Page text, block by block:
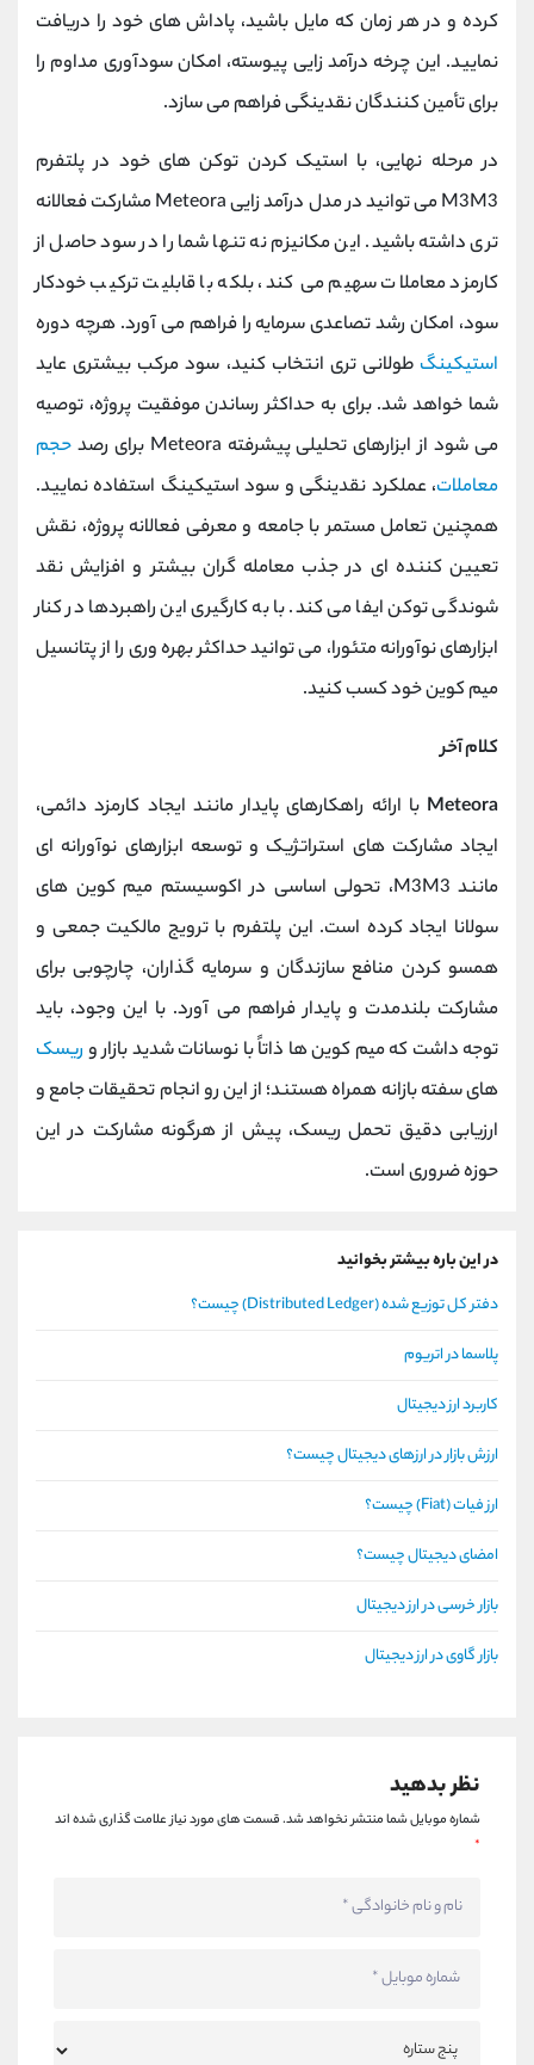
کرده و در هر زمان که مایل باشید، پاداش‌ های خود را دریافت
نمایید. این چرخه درآمد زایی پیوسته، امکان سودآوری مداوم را
برای تأمین‌ کنندگان نقدینگی فراهم می ‌سازد.
در مرحله نهایی، با استیک کردن توکن ‌های خود در پلتفرم
M3M3 می ‌توانید در مدل درآمد زایی Meteora مشارکت فعالانه
‌تری داشته باشید. این مکانیزم نه تنها شما را در سود حاصل از
کارمزد معاملات سهیم می‌ کند، بلکه با قابلیت ترکیب خودکار
سود، امکان رشد تصاعدی سرمایه را فراهم می‌ آورد. هرچه دوره
استیکینگ طولانی ‌تری انتخاب کنید، سود مرکب بیشتری عاید
شما خواهد شد. برای به حداکثر رساندن موفقیت پروژه، توصیه
می ‌شود از ابزارهای تحلیلی پیشرفته Meteora برای رصد
حجم
معاملات، عملکرد نقدینگی و سود استیکینگ استفاده نمایید.
همچنین تعامل مستمر با جامعه و معرفی فعالانه پروژه، نقش
تعیین ‌کننده ‌ای در جذب معامله ‌گران بیشتر و افزایش نقد
شوندگی توکن ایفا می کند. با به کارگیری این راهبردها در کنار
ابزارهای نوآورانه متئورا، می ‌توانید حداکثر بهره‌ وری را از پتانسیل
میم‌ کوین خود کسب کنید.
کلام آخر
Meteora با ارائه راهکارهای پایدار مانند ایجاد کارمزد دائمی،
ایجاد مشارکت ‌های استراتژیک و توسعه ابزارهای نوآورانه ‌ای
مانند M3M3، تحولی اساسی در اکوسیستم میم‌ کوین ‌های
سولانا ایجاد کرده است. این پلتفرم با ترویج مالکیت جمعی و
همسو کردن منافع سازندگان و سرمایه ‌گذاران، چارچوبی برای
مشارکت بلندمدت و پایدار فراهم می ‌آورد. با این وجود، باید
توجه داشت که میم‌ کوین‌ ها ذاتاً با نوسانات شدید بازار و ریسک‌
های سفته ‌بازانه همراه هستند؛ از این رو انجام تحقیقات جامع و
ارزیابی دقیق تحمل ریسک، پیش از هرگونه مشارکت در این
حوزه ضروری است.
در این باره بیشتر بخوانید
دفتر کل توزیع شده (Distributed Ledger) چیست؟
پلاسما در اتریوم
کاربرد ارز دیجیتال
ارزش بازار در ارزهای دیجیتال چیست؟
ارز فیات (Fiat) چیست؟
امضای دیجیتال چیست؟
بازار خرسی در ارز دیجیتال
بازار گاوی در ارز دیجیتال
نظر بدهید
شماره موبایل شما منتشر نخواهد شد.قسمت های مورد نیاز علامت گذاری شده اند
*